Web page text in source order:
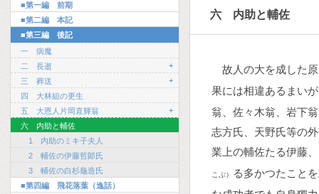
■第一編 前期
■第二編 本記
■第三編 後記
一 病魔
二 長逝
+
三 葬送
+
四 大林組の更生
五 大恩人片岡直輝翁
+
六 内助と輔佐
1 内助のミキ子夫人
2 輔佐の伊藤哲郞氏
3 輔佐の白杉龜造氏
■第四編 飛花落葉（逸話）
六 内助と輔佐
故人の大を成した
果には相違あるまい
翁、佐々木翁、岩下
志方氏、天野氏等の
業上の輔佐たる伊藤
こぶ）
る多かつたこと